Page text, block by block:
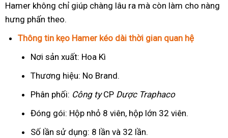
Hamer không chỉ giúp chàng lâu ra mà còn làm cho nàng
hưng phấn theo.
Thông tin kẹo Hamer kéo dài thời gian quan hệ
Nơi sản xuất: Hoa Kì
Thương hiệu: No Brand.
Phân phối: Công tyCP Dược Traphaco
Đóng gói: Hộp nhỏ 8 viên, hộp lớn 32 viên.
Số lần sử dụng: 8 lần và 32 lần.